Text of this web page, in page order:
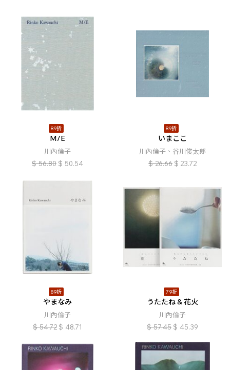
89折
M/E
川內倫子
$ 56.80 $ 50.54
89折
いまここ
川內倫子、谷川俊太郎
$ 26.66 $ 23.72
89折
やまなみ
川內倫子
$ 54.72 $ 48.71
79折
うたたね & 花火
川內倫子
$ 57.45 $ 45.39